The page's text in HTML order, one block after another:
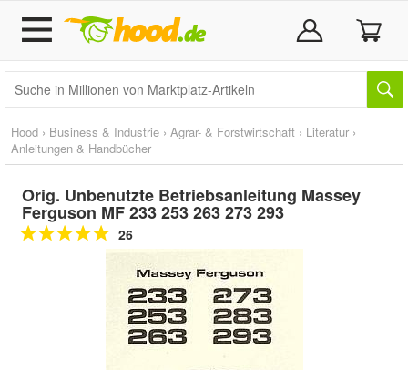
Hood › Business & Industrie › Agrar- & Forstwirtschaft › Literatur ›
Anleitungen & Handbücher
Orig. Unbenutzte Betriebsanleitung Massey
Ferguson MF 233 253 263 273 293
26